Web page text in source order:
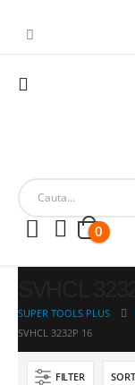
0
SUPER TOOLS PLUS
SVHCL 3232P 16
FILTER